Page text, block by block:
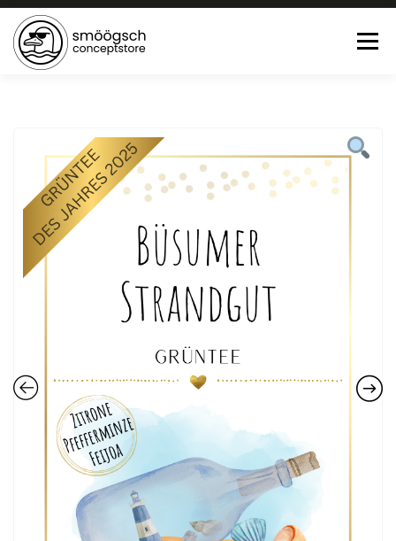
Menü
TEE:PAUSE KONTAKT 0 ARTIKEL